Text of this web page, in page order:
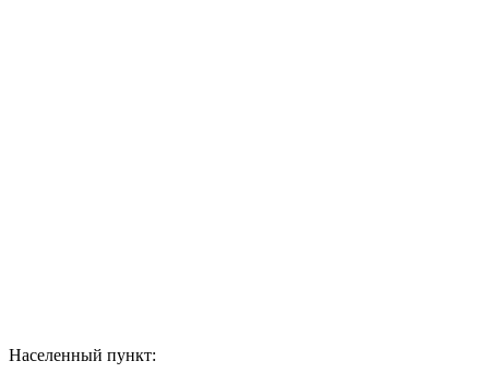
Населенный пункт: